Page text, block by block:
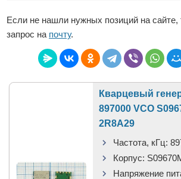
Если не нашли нужных позиций на сайте,
запрос на почту.
Кварцевый
897000 VCO
2R8A29
Частота, кГц:
Корпус:
Напряжение